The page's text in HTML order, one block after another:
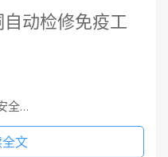
动检修免疫工
全…
文